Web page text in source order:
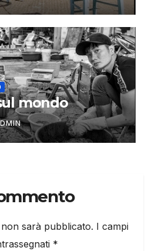
mondo
sarà pubblicato. I campi
*